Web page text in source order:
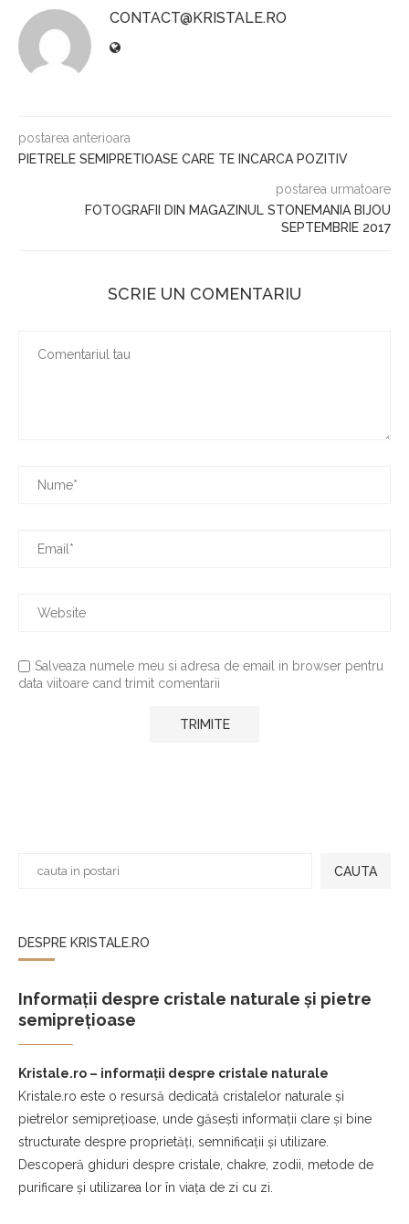
CONTACT@KRISTALE.RO
postarea anterioara
PIETRELE SEMIPRETIOASE CARE TE INCARCA POZITIV
postarea urmatoare
FOTOGRAFII DIN MAGAZINUL STONEMANIA BIJOU
SEPTEMBRIE 2017
SCRIE UN COMENTARIU
Salveaza numele meu si adresa de email in browser pentru
data viitoare cand trimit comentarii
CAUTA
DESPRE KRISTALE.RO
Informații despre cristale naturale și pietre
semiprețioase
Kristale.ro – informații despre cristale naturale
Kristale.ro este o resursă dedicată cristalelor naturale și
pietrelor semiprețioase, unde găsești informații clare și bine
structurate despre proprietăți, semnificații și utilizare.
Descoperă ghiduri despre cristale, chakre, zodii, metode de
purificare și utilizarea lor în viața de zi cu zi.